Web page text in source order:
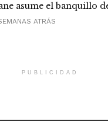
asume el banquillo
ATRÁS
PUBLICIDAD